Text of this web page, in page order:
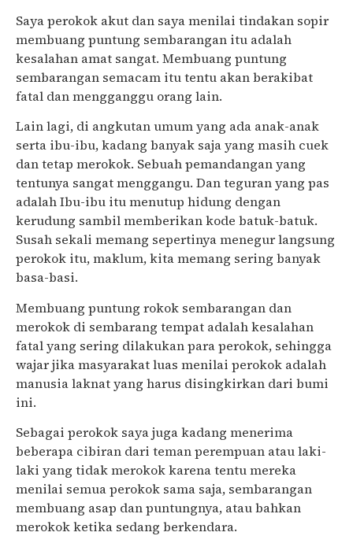
Saya perokok akut dan saya menilai tindakan sopir
membuang puntung sembarangan itu adalah
kesalahan amat sangat. Membuang puntung
sembarangan semacam itu tentu akan berakibat
fatal dan mengganggu orang lain.
Lain lagi, di angkutan umum yang ada anak-anak
serta ibu-ibu, kadang banyak saja yang masih cuek
dan tetap merokok. Sebuah pemandangan yang
tentunya sangat menggangu. Dan teguran yang pas
adalah Ibu-ibu itu menutup hidung dengan
kerudung sambil memberikan kode batuk-batuk.
Susah sekali memang sepertinya menegur langsung
perokok itu, maklum, kita memang sering banyak
basa-basi.
Membuang puntung rokok sembarangan dan
merokok di sembarang tempat adalah kesalahan
fatal yang sering dilakukan para perokok, sehingga
wajar jika masyarakat luas menilai perokok adalah
manusia laknat yang harus disingkirkan dari bumi
ini.
Sebagai perokok saya juga kadang menerima
beberapa cibiran dari teman perempuan atau laki-
laki yang tidak merokok karena tentu mereka
menilai semua perokok sama saja, sembarangan
membuang asap dan puntungnya, atau bahkan
merokok ketika sedang berkendara.